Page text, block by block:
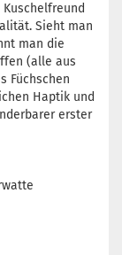
Sieht man
man die
(alle aus
Füchschen
Haptik und
erster